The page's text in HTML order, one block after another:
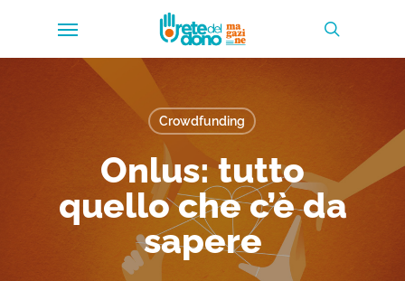
main
search
Crowdfunding
Onlus: tutto
quello che c’è da
sapere